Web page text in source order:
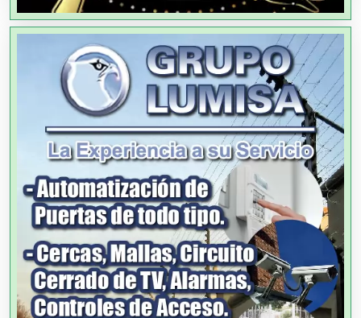
Alquiler de Trajes de Etiqueta
Alta Costura
Aluminio
Ambulancias
Análisis Clínicos
Análisis de Aguas